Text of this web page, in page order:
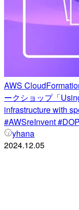
AWS
ークショップ「
infrastructure with
#AWSreInvent
yhana
2024.12.05